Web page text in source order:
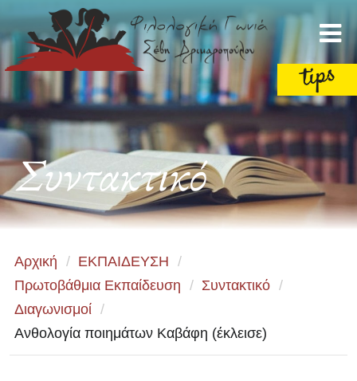
Συντακτικό
Αρχική / ΕΚΠΑΙΔΕΥΣΗ /
Πρωτοβάθμια Εκπαίδευση / Συντακτικό /
Διαγωνισμοί /
Aνθολογία ποιημάτων Καβάφη (έκλεισε)